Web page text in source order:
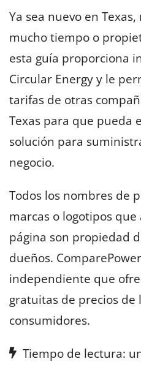
Ya sea nuevo en
mucho tiempo o
esta guía proporciona
Circular Energy y le
tarifas de otras
Texas para que pueda
solución para
negocio.
Todos los nombres de
marcas o logotipos
página son propiedad
dueños.
independiente que
gratuitas de precios
consumidores.
Tiempo de lectura: